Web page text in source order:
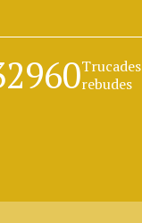
Trucades
rebudes